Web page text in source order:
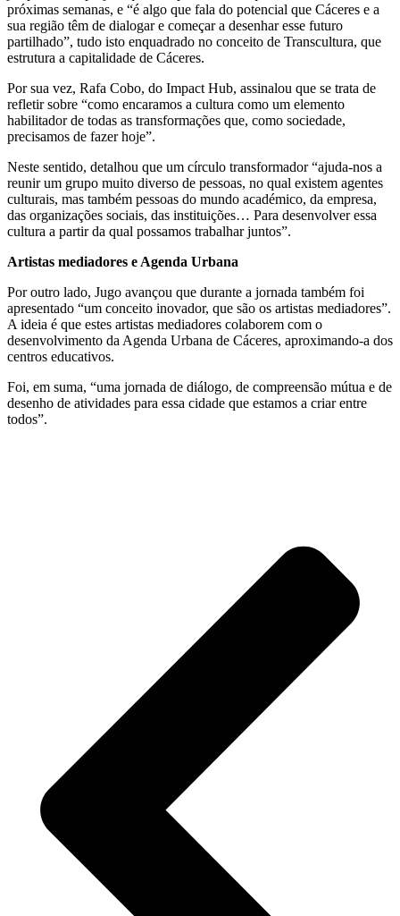
próximas semanas, e “é algo que fala do potencial que Cáceres e a
sua região têm de dialogar e começar a desenhar esse futuro
partilhado”, tudo isto enquadrado no conceito de Transcultura, que
estrutura a capitalidade de Cáceres.
Por sua vez, Rafa Cobo, do Impact Hub, assinalou que se trata de
refletir sobre “como encaramos a cultura como um elemento
habilitador de todas as transformações que, como sociedade,
precisamos de fazer hoje”.
Neste sentido, detalhou que um círculo transformador “ajuda-nos a
reunir um grupo muito diverso de pessoas, no qual existem agentes
culturais, mas também pessoas do mundo académico, da empresa,
das organizações sociais, das instituições… Para desenvolver essa
cultura a partir da qual possamos trabalhar juntos”.
Artistas mediadores e Agenda Urbana
Por outro lado, Jugo avançou que durante a jornada também foi
apresentado “um conceito inovador, que são os artistas mediadores”.
A ideia é que estes artistas mediadores colaborem com o
desenvolvimento da Agenda Urbana de Cáceres, aproximando-a dos
centros educativos.
Foi, em suma, “uma jornada de diálogo, de compreensão mútua e de
desenho de atividades para essa cidade que estamos a criar entre
todos”.